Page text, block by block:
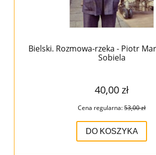
Bielski. Rozmowa-rzeka - Piotr
Sobiela
40,00 zł
Cena regularna:53,00 zł
DO KOSZYKA